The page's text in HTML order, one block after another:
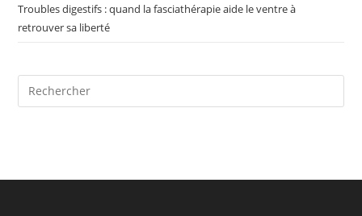
Troubles digestifs : quand la fasciathérapie aide le ventre à
retrouver sa liberté